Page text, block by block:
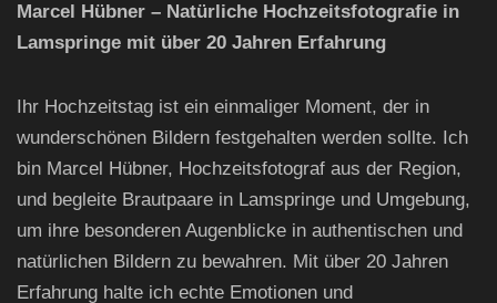
Marcel Hübner – Natürliche Hochzeitsfotografie in
Lamspringe mit über 20 Jahren Erfahrung
Ihr Hochzeitstag ist ein einmaliger Moment, der in
wunderschönen Bildern festgehalten werden sollte. Ich
bin Marcel Hübner, Hochzeitsfotograf aus der Region,
und begleite Brautpaare in Lamspringe und Umgebung,
um ihre besonderen Augenblicke in authentischen und
natürlichen Bildern zu bewahren. Mit über 20 Jahren
Erfahrung halte ich echte Emotionen und